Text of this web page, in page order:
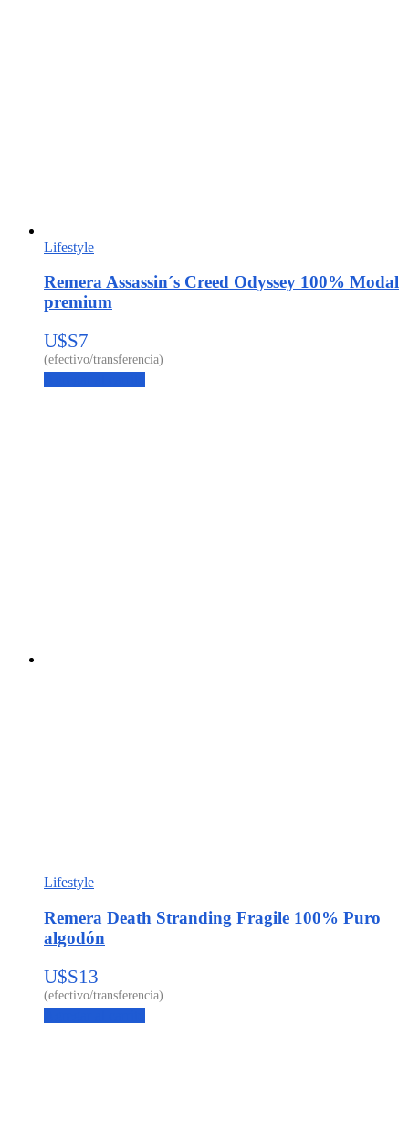
Lifestyle
Remera Assassin´s Creed Odyssey 100% Modal
premium
U$S7
Lifestyle
Remera Death Stranding Fragile 100% Puro
algodón
U$S13